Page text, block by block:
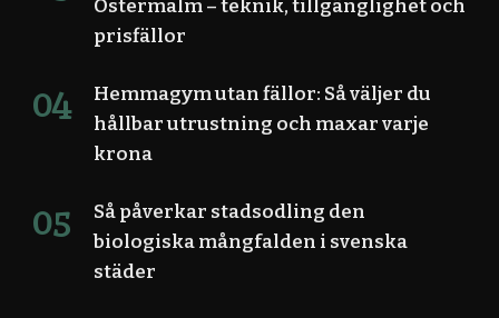
Östermalm – teknik, tillgänglighet och
prisfällor
Hemmagym utan fällor: Så väljer du
hållbar utrustning och maxar varje
krona
Så påverkar stadsodling den
biologiska mångfalden i svenska
städer